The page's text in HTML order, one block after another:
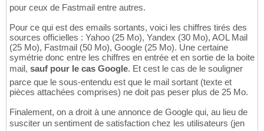
pour ceux de Fastmail entre autres.
Pour ce qui est des emails sortants, voici les chiffres tirés des
sources officielles : Yahoo (25 Mo), Yandex (30 Mo), AOL Mail
(25 Mo), Fastmail (50 Mo), Google (25 Mo). Une certaine
symétrie donc entre les chiffres en entrée et en sortie de la boite
mail, sauf pour le cas Google. Et cest le cas de le souligner
parce que le sous-entendu est que le mail sortant (texte et
pièces attachées comprises) ne doit pas peser plus de 25 Mo.
Finalement, on a droit à une annonce de Google qui, au lieu de
susciter un sentiment de satisfaction chez les utilisateurs (jen